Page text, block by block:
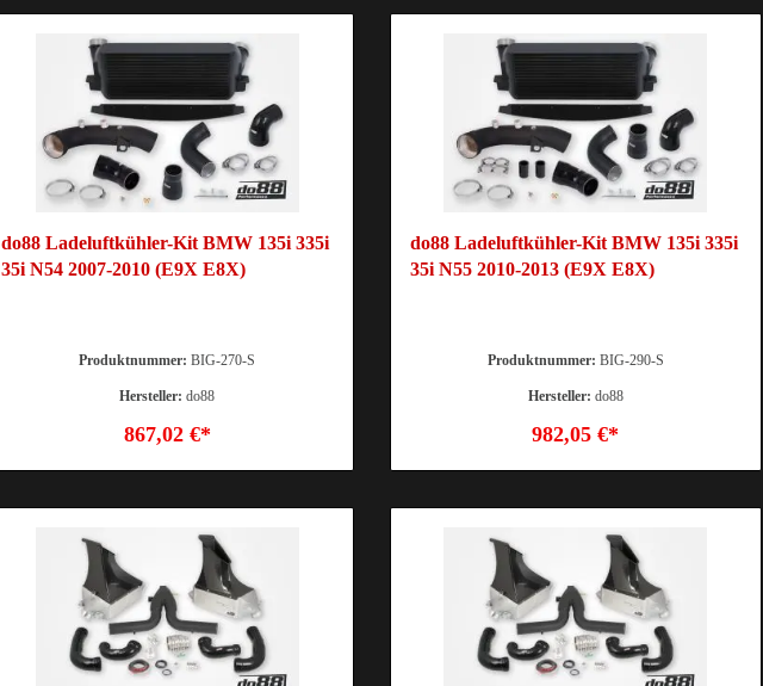
do88 Ladeluftkühler-Kit BMW 135i 335i
35i N54 2007-2010 (E9X E8X)
Produktnummer:BIG-270-S
Hersteller:do88
867,02 €*
do88 Ladeluftkühler-Kit BMW 135i 335i
35i N55 2010-2013 (E9X E8X)
Produktnummer: BIG-290-S
Hersteller: do88
982,05 €*